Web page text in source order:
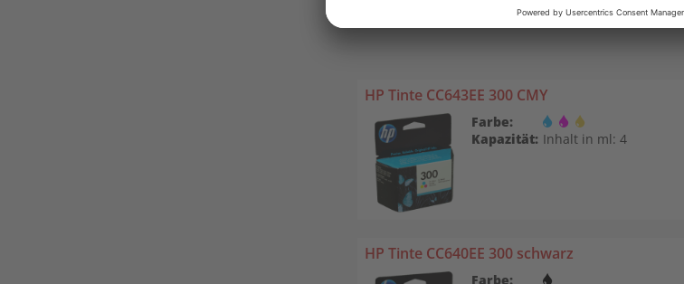
HP Tinte CC643EE 300 CMY
Farbe:
Kapazität: Inhalt in ml: 4
HP Tinte CC640EE 300 schwarz
Farbe: